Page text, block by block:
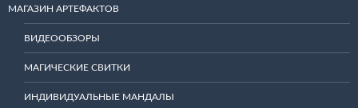
МАГАЗИН АРТЕФАКТОВ
ВИДЕООБЗОРЫ
МАГИЧЕСКИЕ СВИТКИ
ИНДИВИДУАЛЬНЫЕ МАНДАЛЫ